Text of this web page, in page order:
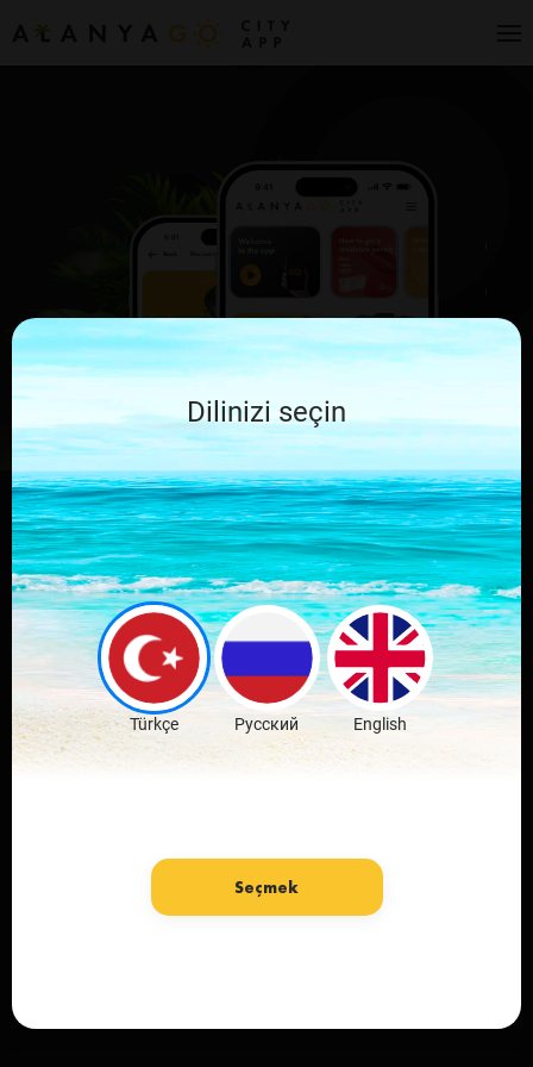
Download mobile
application
favorite city
Download Free
Dilinizi seçin
Türkçe Русский English
Seçmek